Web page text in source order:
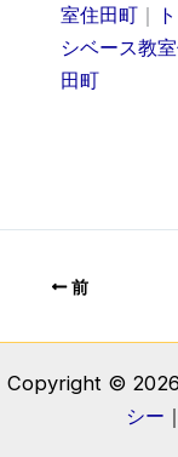
室住田町 ｜
シベース教
田町
前
Copyright © 2026
シー ｜